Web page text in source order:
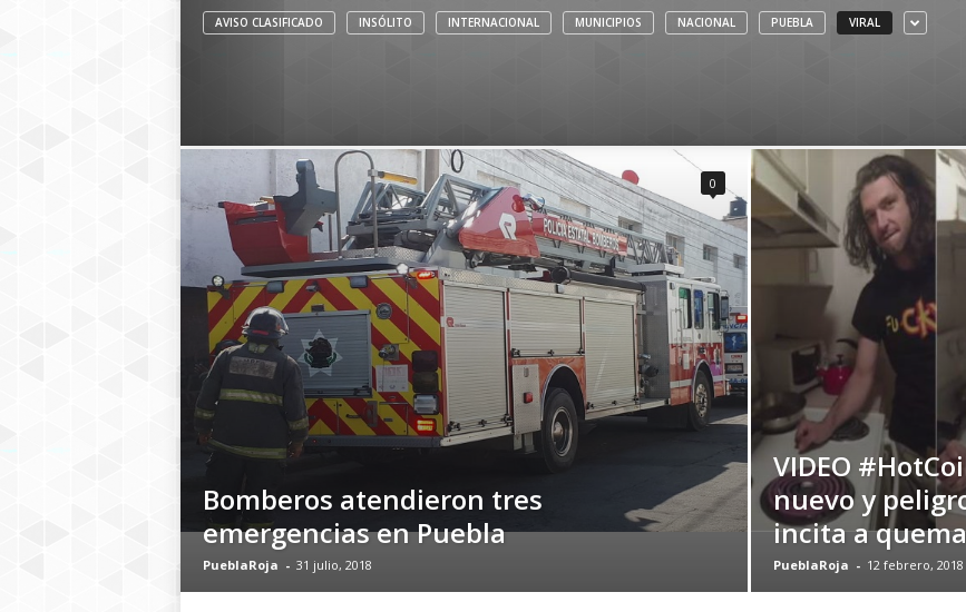
AVISO CLASIFICADO INSÓLITO INTERNACIONAL MUNICIPIOS NACIONAL PUEBLA VIRAL
Bomberos atendieron tres
emergencias en Puebla
PueblaRoja - 31 julio, 2018
0
VIDEO
nuevo y
incita a
PueblaRoja - 12 febrero, 2018